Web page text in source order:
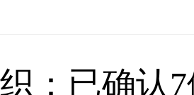
：已确认